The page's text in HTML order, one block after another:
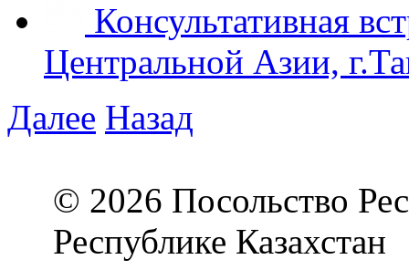
Консультативная
Центральной Азии,
Далее Назад
© 2026 Посольство
Республике Казахстан